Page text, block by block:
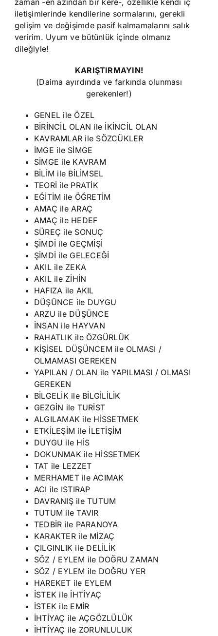
zaman -en azından bir kere-, özellikle kendi iç
iletişimlerinde kendilerine sormalarını, gerekli
gelişim ve değişimde pasif kalmamalarını salık
veririm. Uyum ve bütünlük içinde olmanız
dileğiyle!
KARIŞTIRMAYIN!
(Daima ayırdında ve farkında olunması
gerekenler!)
GENEL ile ÖZEL
BİRİNCİL OLAN ile İKİNCİL OLAN
KAVRAMLAR ile SÖZCÜKLER
İMGE ile SİMGE
SİMGE ile KAVRAM
BİLİM ile BİLİMSEL
TEORİ ile PRATİK
EĞİTİM ile ÖĞRETİM
AMAÇ ile ARAÇ
AMAÇ ile HEDEF
SÜREÇ ile SONUÇ
ŞİMDİ ile GEÇMİŞİ
ŞİMDİ ile GELECEĞİ
AKIL ile ZEKA
AKIL ile ZİHİN
HAFIZA ile AKIL
DÜŞÜNCE ile DUYGU
ARZU ile DÜŞÜNCE
İNSAN ile HAYVAN
RAHATLIK ile ÖZGÜRLÜK
KİŞİSEL DÜŞÜNCEM ile OLMASI /
OLMAMASI GEREKEN
YAPILAN / OLAN ile YAPILMASI / OLMASI
GEREKEN
BİLGELİK ile BİLGİLİLİK
GEZGİN ile TURİST
ALGILAMAK ile HİSSETMEK
ETKİLEŞİM ile İLETİŞİM
DUYGU ile HİS
DOKUNMAK ile HİSSETMEK
TAT ile LEZZET
MERHAMET ile ACIMAK
ACI ile ISTIRAP
DAVRANIŞ ile TUTUM
TUTUM ile TAVIR
TEDBİR ile PARANOYA
KARAKTER ile MİZAÇ
ÇILGINLIK ile DELİLİK
SÖZ / EYLEM ile DOĞRU ZAMAN
SÖZ / EYLEM ile DOĞRU YER
HAREKET ile EYLEM
İSTEK ile İHTİYAÇ
İSTEK ile EMİR
İHTİYAÇ ile AÇGÖZLÜLÜK
İHTİYAÇ ile ZORUNLULUK